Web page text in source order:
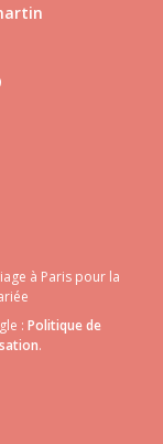
à Paris pour la
: Politique de
.